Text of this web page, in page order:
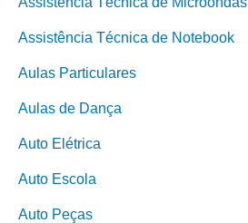
Assistência Técnica de Notebook
Aulas Particulares
Aulas de Dança
Auto Elétrica
Auto Escola
Auto Peças